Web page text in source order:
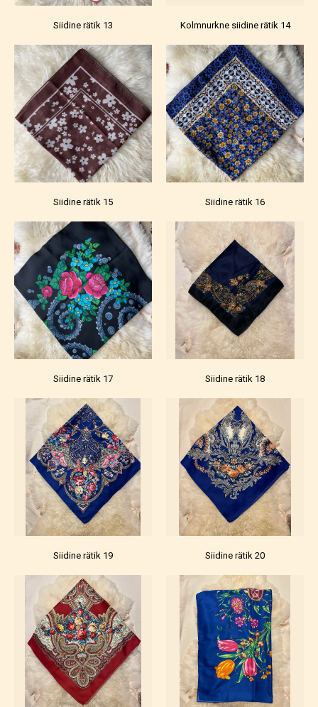
Siidine rätik 13 Kolmnurkne siidine rätik 14
Siidine rätik 15 Siidine rätik 16
Siidine rätik 17 Siidine rätik 18
Siidine rätik 19 Siidine rätik 20